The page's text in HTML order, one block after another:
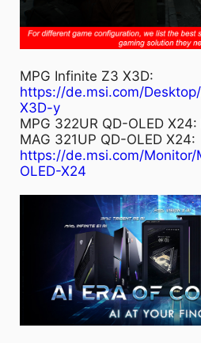
MPG Infinite Z3 X3D:
https://de.msi.com/
X3D-y
MPG 322UR QD-OLED
MAG 321UP QD-OLED X24:
https://de.msi.com/Monitor/
OLED-X24